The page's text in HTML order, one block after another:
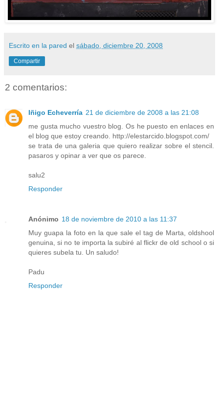
Escrito en la pared el sábado, diciembre 20, 2008
Compartir
2 comentarios:
Iñigo Echeverría 21 de diciembre de 2008 a las 21:08
me gusta mucho vuestro blog. Os he puesto en enlaces en
el blog que estoy creando. http://elestarcido.blogspot.com/
se trata de una galeria que quiero realizar sobre el stencil.
pasaros y opinar a ver que os parece.
salu2
Responder
Anónimo 18 de noviembre de 2010 a las 11:37
Muy guapa la foto en la que sale el tag de Marta, oldshool
genuina, si no te importa la subiré al flickr de old school o si
quieres subela tu. Un saludo!
Padu
Responder